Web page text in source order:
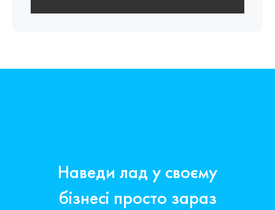
Наведи лад у своєму
бізнесі просто зараз